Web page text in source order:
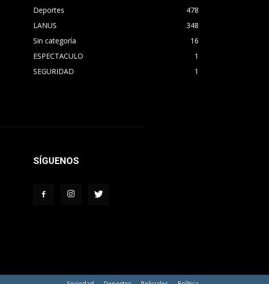
Deportes
478
LANUS
348
Sin categoría
16
ESPECTACULO
1
SEGURIDAD
1
SÍGUENOS